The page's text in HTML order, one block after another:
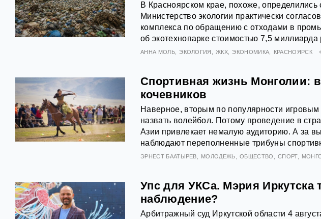
В Красноярском крае, похоже,
Министерство экологии практически
комплекса по обращению с отходами в
об экотехнопарке стоимостью 7,5 миллиарда
АННА МОЛЬ ЭКОЛОГИЯ ЖКХ ЭКОНОМИКА КРАСНОЯРСК
Спортивная жизнь Монголии:
кочевников
Наверное, вторым по популярности
назвать волейбол. Потому проведение в
Азии привлекает немалую аудиторию. А за
наблюдают переполненные трибуны
ЭРНЕСТ БААТЫРЕВ МОЛОДЕЖЬ ОБЩЕСТВО СПОРТ
Упс для УКСа. Мэрия Иркутска
наблюдение?
Арбитражный суд Иркутской области 4